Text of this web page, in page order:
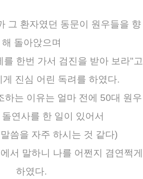
그 환자였던 동문이 원우들을 향
해 돌아앉으며
한번 가서 검진을 받아 보라"고
진심 어린 독려를 하였다.
하는 이유는 얼마 전에 50대 원우
연사를 한 일이 있어서
씀을 자주 하시는 것 같다)
서 말하니 나를 어쩐지 겸연쩍게
하였다.